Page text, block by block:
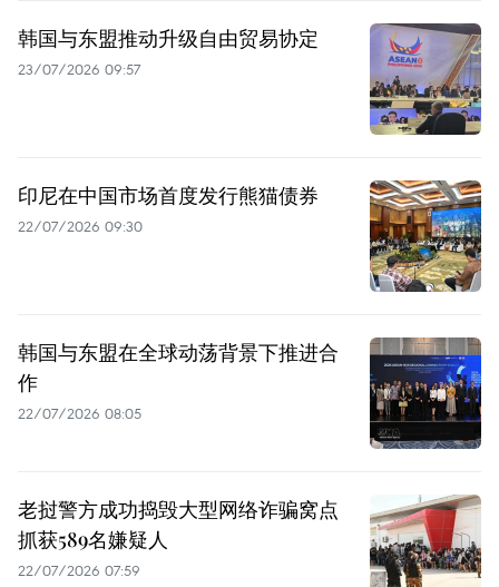
韩国与东盟推动升级自由贸易协定
23/07/2026 09:57
印尼在中国市场首度发行熊猫债券
22/07/2026 09:30
韩国与东盟在全球动荡背景下推进合
作
22/07/2026 08:05
老挝警方成功捣毁大型网络诈骗窝点
抓获589名嫌疑人
22/07/2026 07:59